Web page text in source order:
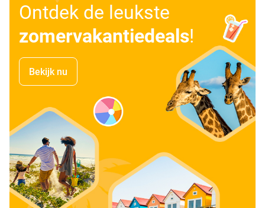
Ontdek de leukste
zomervakantiedeals!
Bekijk nu